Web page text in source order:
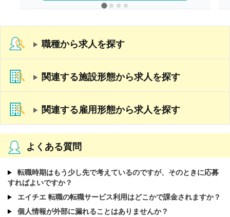
【通勤手当】あり（上限50,000円/月）
【月給】225,800円-260,100円
［内訳］
・職務手当 4,000円
・働きがい向上手当 10,000円
【賞与】年2回（計2.00ヶ月分）※前年度実績
【通勤手当】あり（上限50,000円/月）
職種から求人を探す
関連する施設形態から求人を探す
関連する雇用形態から求人を探す
よくある質問
転職時期はもう少し先で考えているのですが、そのときに応募
すればよいですか？
エイチエ 転職の転職サービス利用はどこかで課金されますか？
個人情報が外部に漏れることはありませんか？